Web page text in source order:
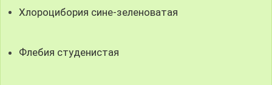
Хлороцибория сине-зеленоватая
Флебия студенистая